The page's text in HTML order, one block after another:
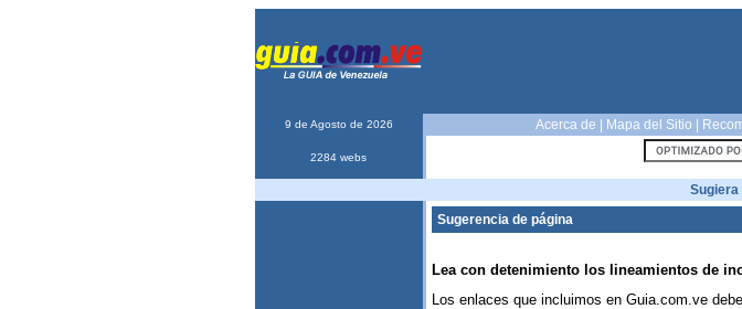
9 de Agosto de 2026 Acerca de Mapa del Sitio
2284 webs
Sugiera
Sugerencia de página
Lea con detenimiento los lineamientos de
Los enlaces que incluimos en Guia.com.ve